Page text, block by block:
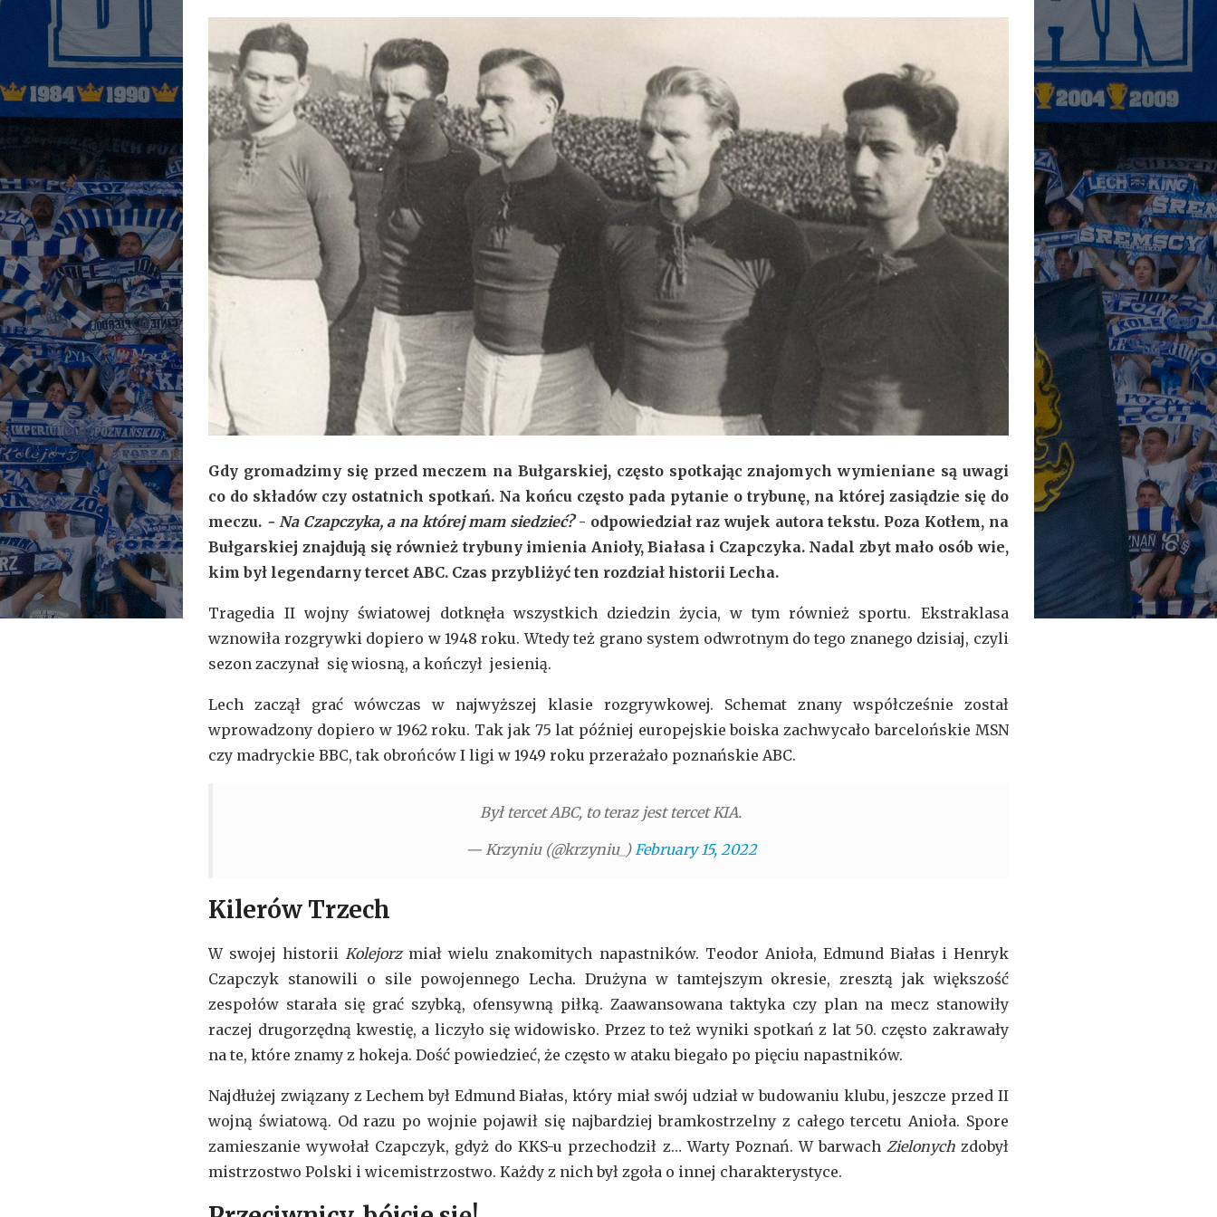
Gdy gromadzimy się przed meczem na Bułgarskiej, często spotkając znajomych wymieniane są uwagi
co do składów czy ostatnich spotkań. Na końcu często pada pytanie o trybunę, na której zasiądzie się do
meczu. - Na Czapczyka, a na której mam siedzieć?- odpowiedział raz wujek autora tekstu. Poza Kotłem, na
Bułgarskiej znajdują się również trybuny imienia Anioły, Białasa i Czapczyka. Nadal zbyt mało osób wie,
kim był legendarny tercet ABC. Czas przybliżyć ten rozdział historii Lecha.
Tragedia II wojny światowej dotknęła wszystkich dziedzin życia, w tym również sportu. Ekstraklasa
wznowiła rozgrywki dopiero w 1948 roku. Wtedy też grano system odwrotnym do tego znanego dzisiaj, czyli
sezon zaczynał się wiosną, a kończył jesienią.
Lech zaczął grać wówczas w najwyższej klasie rozgrywkowej. Schemat znany współcześnie został
wprowadzony dopiero w 1962 roku. Tak jak 75 lat później europejskie boiska zachwycało barcelońskie MSN
czy madryckie BBC, tak obrońców I ligi w 1949 roku przerażało poznańskie ABC.
Był tercet ABC, to teraz jest tercet KIA.
— Krzyniu (@krzyniu_)February 15, 2022
Kilerów Trzech
W swojej historiiKolejorzmiał wielu znakomitych napastników. Teodor Anioła, Edmund Białas i Henryk
Czapczyk stanowili o sile powojennego Lecha. Drużyna w tamtejszym okresie, zresztą jak większość
zespołów starała się grać szybką, ofensywną piłką. Zaawansowana taktyka czy plan na mecz stanowiły
raczej drugorzędną kwestię, a liczyło się widowisko. Przez to też wyniki spotkań z lat 50. często zakrawały
na te, które znamy z hokeja. Dość powiedzieć, że często w ataku biegało po pięciu napastników.
Najdłużej związany z Lechem był Edmund Białas, który miał swój udział w budowaniu klubu, jeszcze przed II
wojną światową. Od razu po wojnie pojawił się najbardziej bramkostrzelny z całego tercetu Anioła. Spore
zamieszanie wywołał Czapczyk, gdyż do KKS-u przechodził z… Warty Poznań. W barwach Zielonychzdobył
mistrzostwo Polski i wicemistrzostwo. Każdy z nich był zgoła o innej charakterystyce.